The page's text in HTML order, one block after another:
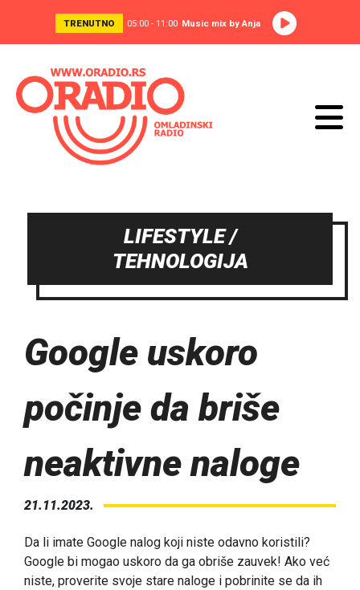
TRENUTNO 05:00 - 11:00 Music mix by Anja
LIFESTYLE /
TEHNOLOGIJA
Google uskoro
počinje da briše
neaktivne naloge
21.11.2023.
Da li imate Google nalog koji niste odavno koristili?
Google bi mogao uskoro da ga obriše zauvek! Ako već
niste, proverite svoje stare naloge i pobrinite se da ih